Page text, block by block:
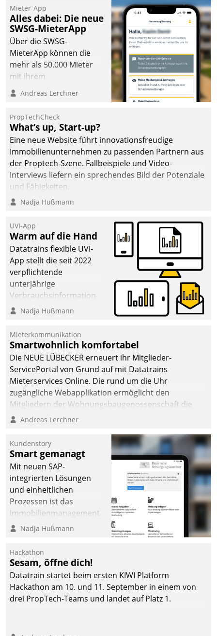
Mieter-App
Alles dabei: Die neue
SWSG-MieterApp
Über die SWSG-
MieterApp können die
mehr als 50.000 Mieter
mit ihrem
Wohnungsunternehmen
kommunizieren, auf dem
einsehen und ändern
oder
Schadensmeldungen
abgeben – rund um die
Uhr.
Andreas Lerchner
PropTechCheck
What’s up, Start-up?
Eine neue Website führt innovationsfreudige
Immobilienunternehmen zu passenden Partnern aus
der Proptech-Szene. Fallbeispiele und Video-
Interviews liefern ein sprechendes Bild der Potenziale
und Fähigkeiten.
Nadja Hußmann
UVI-App
Warm auf die Hand
Datatrains flexible UVI-
App stellt die seit 2022
verpflichtende
unterjährige
Verbrauchsinformation
schnell, zuverlässig und
Die monatlichen
Mitteilungen zum
Heizungs- und
Wasserverbrauch gehen
automatisiert, vollständig
und auf Wunsch über
mehrere zuvor
Kommunikationswege bei
Nadja Hußmann
Mieterkommunikation
Smartwohnlich komfortabel
Die NEUE LÜBECKER erneuert ihr Mitglieder-
ServicePortal von Grund auf mit Datatrains
Mieterservices Online. Die rund um die Uhr
zugängliche Webapplikation ermöglicht den
Mitgliedern der Wohnungs­bau­genossenschaft die
Kontaktaufnahme per Smartphone, Tablet oder PC.
Andreas Lerchner
Kundenstory
Smart gemanagt
Mit neuen SAP-
integrierten Lösungen
und einheitlichen
Prozessen ist das
Immobilienmanagement
der Bayerischen
Ressort Kapitalanlage für
künftige Aufgaben und
Herausforderungen
gerüstet.
Nadja Hußmann
Hackathon
Sesam, öffne dich!
Datatrain startet beim ersten KIWI Platform
Hackathon am 10. und 11. September in einem von
drei PropTech-Teams und landet auf Platz 1.